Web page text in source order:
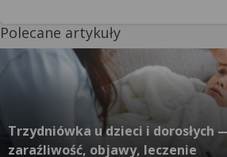
Polecane artykuły
Trzydniówka u dzieci i dorosłych
zaraźliwość, objawy, leczenie